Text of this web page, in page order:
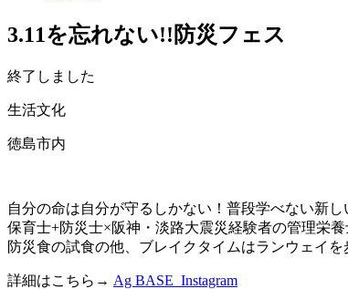
3.11を忘れない!!防災フェス
終了しました
生活文化
徳島市内
自分の命は自分が守るしかない！普段学べない新し
保育士+防災士×阪神・淡路大震災経験者の管理栄
防災食の試食の他、ブレイクタイムはランウェイ
詳細はこちら→ Ag BASE Instagram